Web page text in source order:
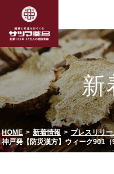
新
HOME 新着情報
プレスリリ
神戸発【防災漢方】ウィーク901（